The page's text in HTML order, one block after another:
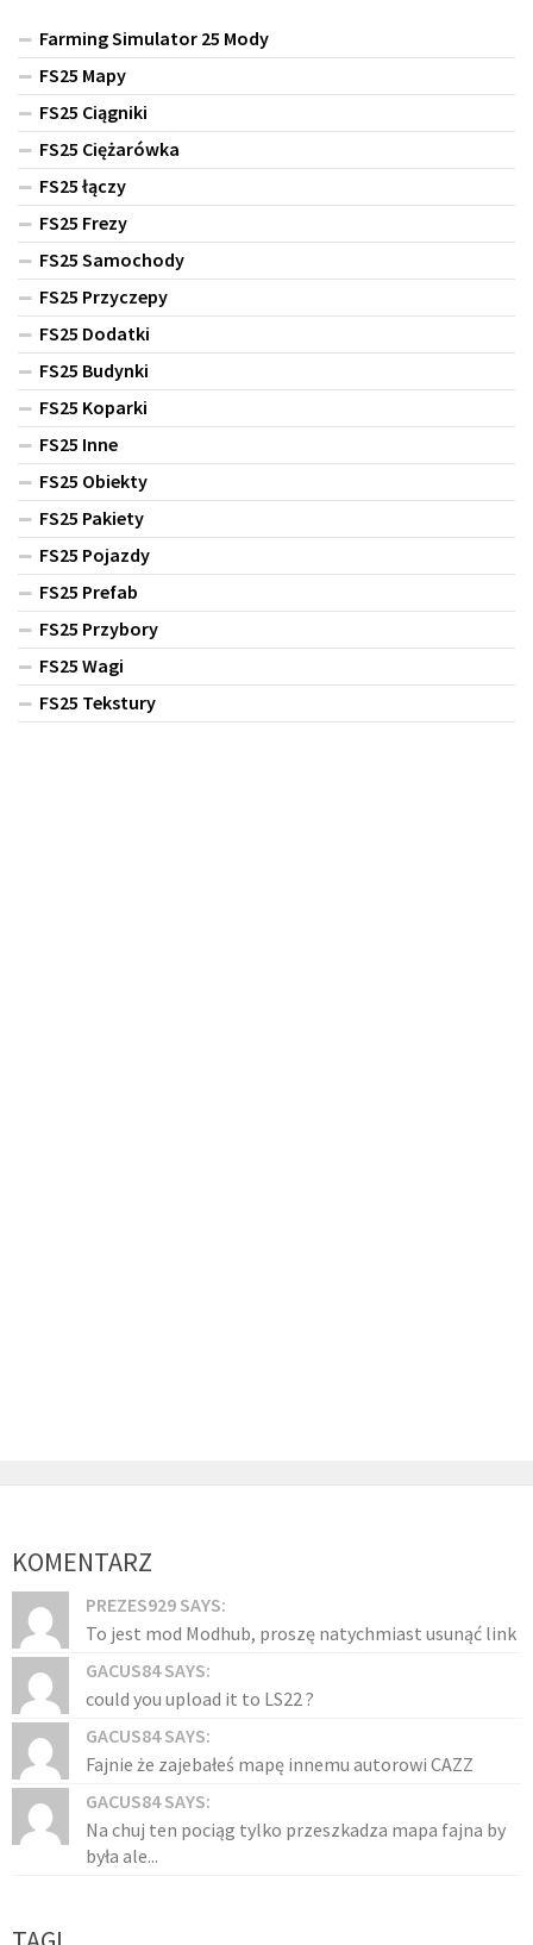
Farming Simulator 25 Mody
FS25 Mapy
FS25 Ciągniki
FS25 Ciężarówka
FS25 łączy
FS25 Frezy
FS25 Samochody
FS25 Przyczepy
FS25 Dodatki
FS25 Budynki
FS25 Koparki
FS25 Inne
FS25 Obiekty
FS25 Pakiety
FS25 Pojazdy
FS25 Prefab
FS25 Przybory
FS25 Wagi
FS25 Tekstury
KOMENTARZ
PREZES929 SAYS:
To jest mod Modhub, proszę natychmiast usunąć link
GACUS84 SAYS:
could you upload it to LS22 ?
GACUS84 SAYS:
Fajnie że zajebałeś mapę innemu autorowi CAZZ
GACUS84 SAYS:
Na chuj ten pociąg tylko przeszkadza mapa fajna by
była ale...